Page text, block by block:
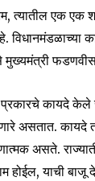
त्यातील एक एक
विधानमंडळाच्या
मुख्यमंत्री
प्रकारचे कायदे केले
असतात. कायदे
असते.
होईल, याची